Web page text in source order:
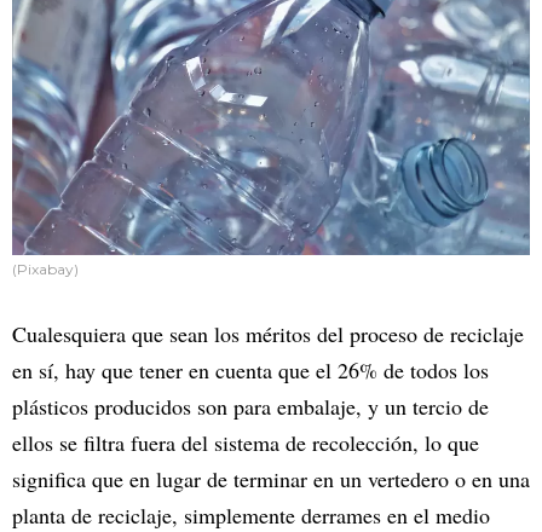
(Pixabay)
Cualesquiera que sean los méritos del proceso de reciclaje
en sí, hay que tener en cuenta que el 26% de todos los
plásticos producidos son para embalaje, y un tercio de
ellos se filtra fuera del sistema de recolección, lo que
significa que en lugar de terminar en un vertedero o en una
planta de reciclaje, simplemente derrames en el medio